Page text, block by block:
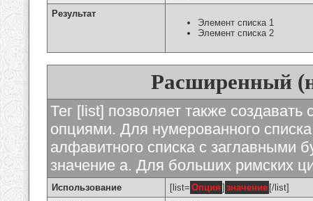
Результат
Элемент списка 1
Элемент списка 2
Расширенный
Тег [list] позволяет также
опциями. Для нумерованного
алфавитного списка с заглавными
значение а. Для больших римских
Использование [list= Опция ] значение [/list]